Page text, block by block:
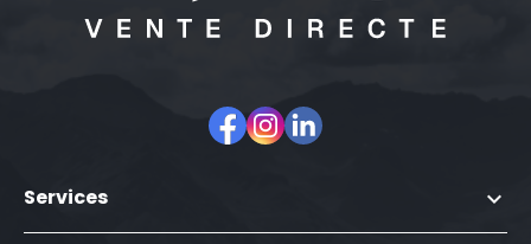
Services 
FacebookInstagram